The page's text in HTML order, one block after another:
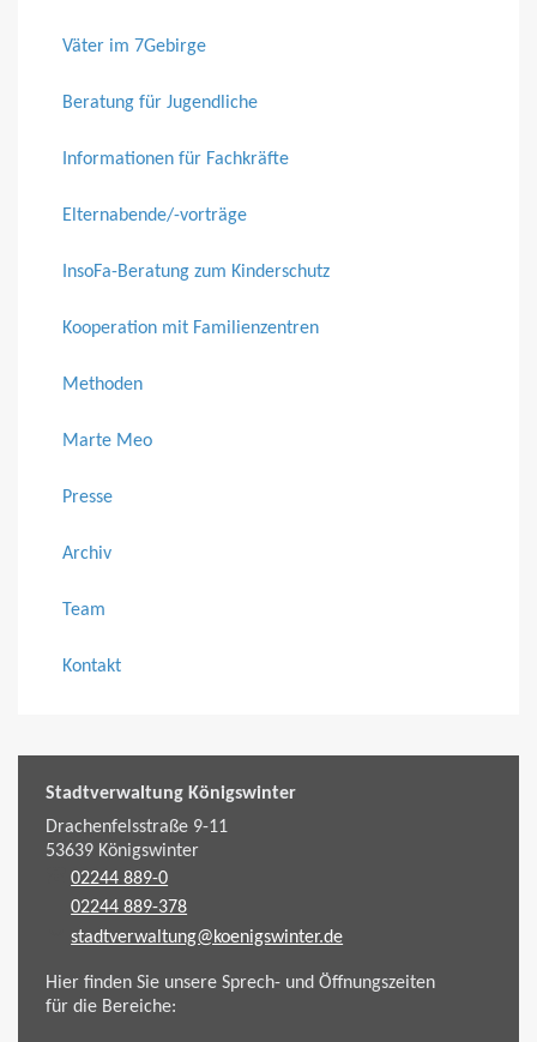
Väter im 7Gebirge
Beratung für Jugendliche
Informationen für Fachkräfte
Elternabende/-vorträge
InsoFa-Beratung zum Kinderschutz
Kooperation mit Familienzentren
Methoden
Marte Meo
Presse
Archiv
Team
Kontakt
Stadtverwaltung Königswinter
Drachenfelsstraße 9-11
53639Königswinter
02244 889-0
02244 889-378
stadtverwaltung@koenigswinter.de
Hier finden Sie unsere Sprech- und Öffnungszeiten
für die Bereiche: